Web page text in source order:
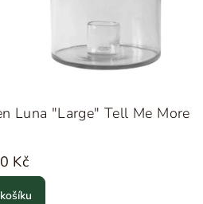
Luna "Large" Tell Me More
Kč